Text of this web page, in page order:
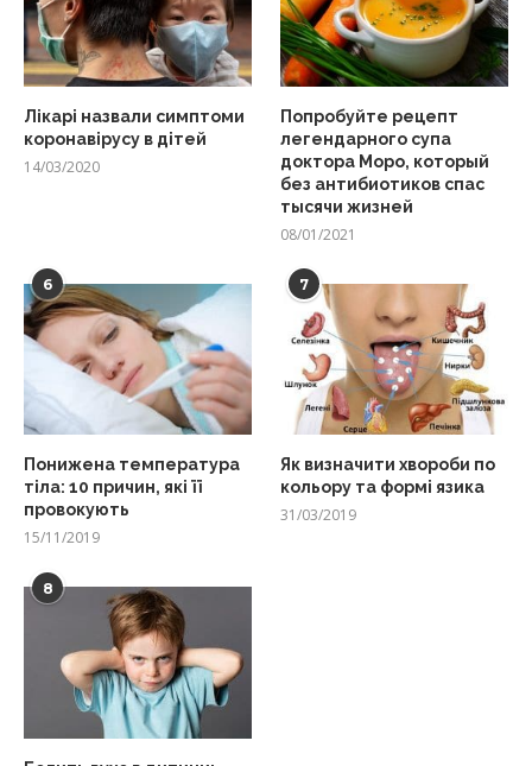
Лікарі назвали симптоми
коронавірусу в дітей
14/03/2020
Попробуйте рецепт
легендарного супа
доктора Моро, который
без антибиотиков спас
тысячи жизней
08/01/2021
6
Понижена температура
тіла: 10 причин, які її
провокують
15/11/2019
7
Як визначити хвороби по
кольору та формі язика
31/03/2019
8